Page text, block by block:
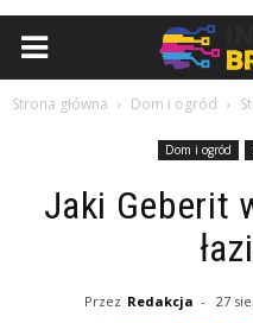
Strona główna Dom i ogród
Dom i ogród
Jaki Geberit
Przez Redakcja - 27